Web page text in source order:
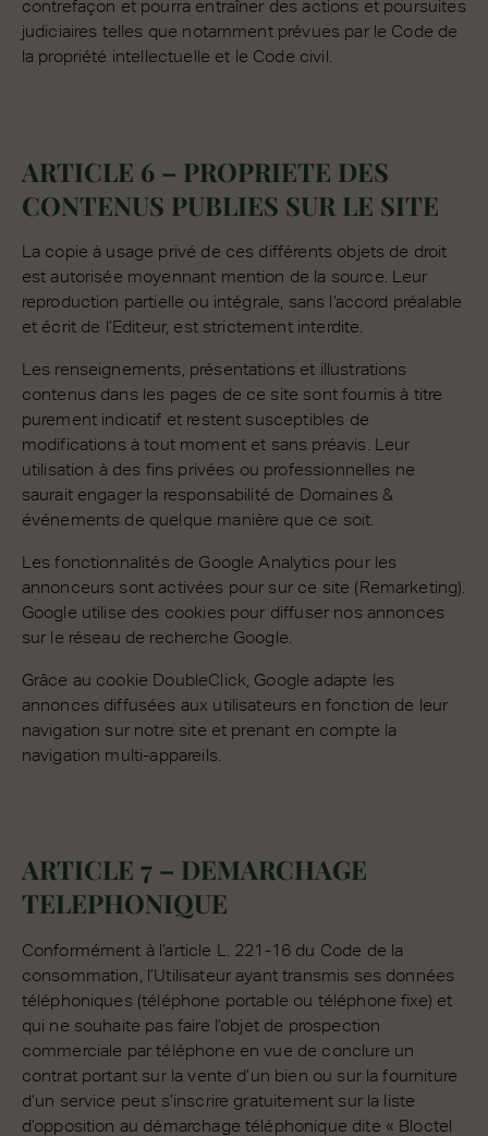
contrefaçon et pourra entraîner des actions et poursuites
judiciaires telles que notamment prévues par le Code de
la propriété intellectuelle et le Code civil.
ARTICLE 6 – PROPRIETE DES
CONTENUS PUBLIES SUR LE SITE
La copie à usage privé de ces différents objets de droit
est autorisée moyennant mention de la source. Leur
reproduction partielle ou intégrale, sans l’accord préalable
et écrit de l’Editeur, est strictement interdite.
Les renseignements, présentations et illustrations
contenus dans les pages de ce site sont fournis à titre
purement indicatif et restent susceptibles de
modifications à tout moment et sans préavis. Leur
utilisation à des fins privées ou professionnelles ne
saurait engager la responsabilité de Domaines &
événements de quelque manière que ce soit.
Les fonctionnalités de Google Analytics pour les
annonceurs sont activées pour sur ce site (Remarketing).
Google utilise des cookies pour diffuser nos annonces
sur le réseau de recherche Google.
Grâce au cookie DoubleClick, Google adapte les
annonces diffusées aux utilisateurs en fonction de leur
navigation sur notre site et prenant en compte la
navigation multi-appareils.
ARTICLE 7 – DEMARCHAGE
TELEPHONIQUE
Conformément à l’article L. 221-16 du Code de la
consommation, l’Utilisateur ayant transmis ses données
téléphoniques (téléphone portable ou téléphone fixe) et
qui ne souhaite pas faire l’objet de prospection
commerciale par téléphone en vue de conclure un
contrat portant sur la vente d’un bien ou sur la fourniture
d’un service peut s’inscrire gratuitement sur la liste
d’opposition au démarchage téléphonique dite « Bloctel